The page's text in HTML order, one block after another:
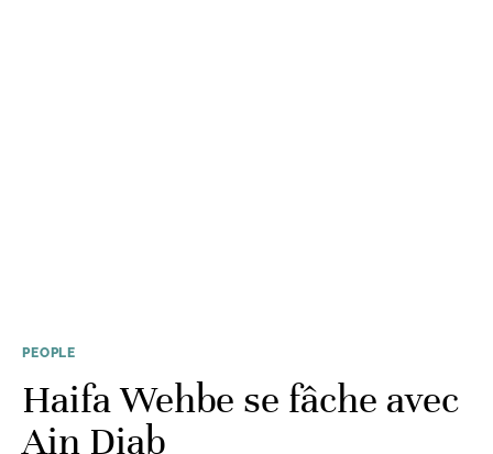
PEOPLE
Haifa Wehbe se fâche avec
Ain Diab